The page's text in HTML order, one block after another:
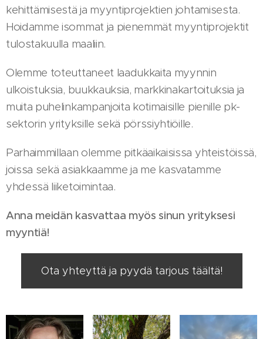
kehittämisestä ja myyntiprojektien johtamisesta.
Hoidamme isommat ja pienemmät myyntiprojektit
tulostakuulla maaliin.
Olemme toteuttaneet laadukkaita myynnin
ulkoistuksia, buukkauksia, markkinakartoituksia ja
muita puhelinkampanjoita kotimaisille pienille pk-
sektorin yrityksille sekä pörssiyhtiöille.
Parhaimmillaan olemme pitkäaikaisissa yhteistöissä,
joissa sekä asiakkaamme ja me kasvatamme
yhdessä liiketoimintaa.
Anna meidän kasvattaa myös sinun yrityksesi
myyntiä!
Ota yhteyttä ja pyydä tarjous täältä!